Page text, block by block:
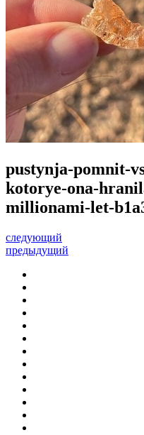
pustynja-pomnit-
kotorye-ona-
millionami-let-
следующий
предыдущий